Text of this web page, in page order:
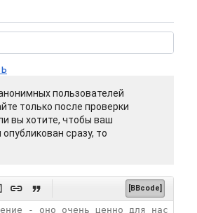
пользователей
только после проверки
вы хотите, чтобы ваш
сразу, то
  [BBcode]